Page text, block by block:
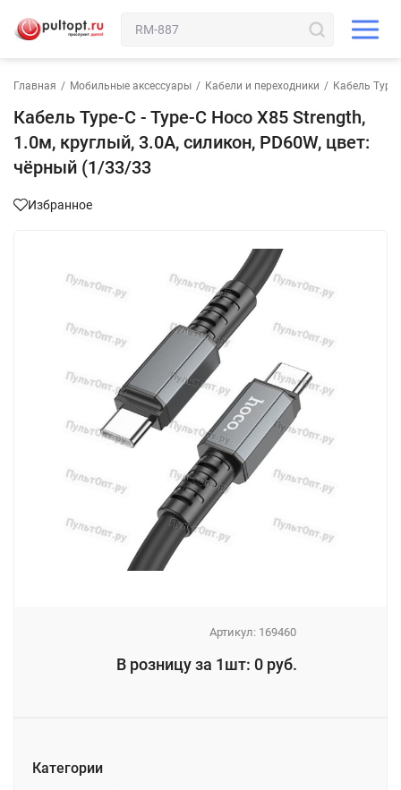
Главная / Мобильные аксессуары / Кабели и переходники / Кабель Type-
Кабель Type-C - Type-C Hoco X85 Strength,
1.0м, круглый, 3.0A, силикон, PD60W, цвет:
чёрный (1/33/33
Избранное
Артикул: 169460
В розницу за 1шт: 0 руб.
Категории